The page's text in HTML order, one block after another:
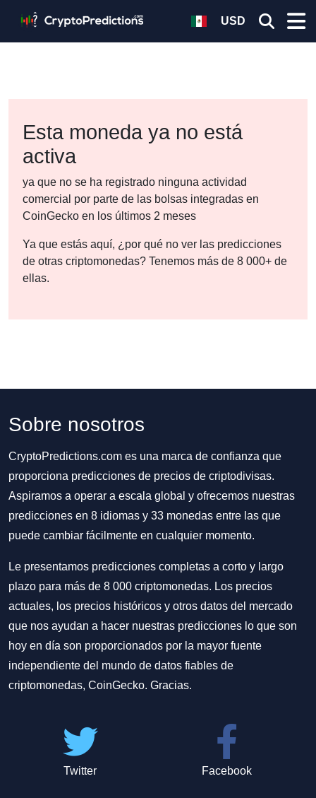
USD
Esta moneda ya no está
activa
ya que no se ha registrado ninguna actividad
comercial por parte de las bolsas integradas en
CoinGecko en los últimos 2 meses
Ya que estás aquí, ¿por qué no ver las predicciones
de otras criptomonedas? Tenemos más de 8 000+ de
ellas.
Sobre nosotros
CryptoPredictions.com es una marca de confianza que
proporciona predicciones de precios de criptodivisas.
Aspiramos a operar a escala global y ofrecemos nuestras
predicciones en 8 idiomas y 33 monedas entre las que
puede cambiar fácilmente en cualquier momento.
Le presentamos predicciones completas a corto y largo
plazo para más de 8 000 criptomonedas. Los precios
actuales, los precios históricos y otros datos del mercado
que nos ayudan a hacer nuestras predicciones lo que son
hoy en día son proporcionados por la mayor fuente
independiente del mundo de datos fiables de
criptomonedas, CoinGecko. Gracias.
Twitter Facebook